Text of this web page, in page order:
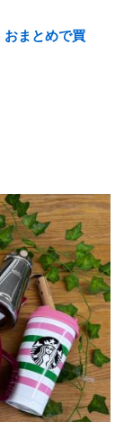
おまとめで買